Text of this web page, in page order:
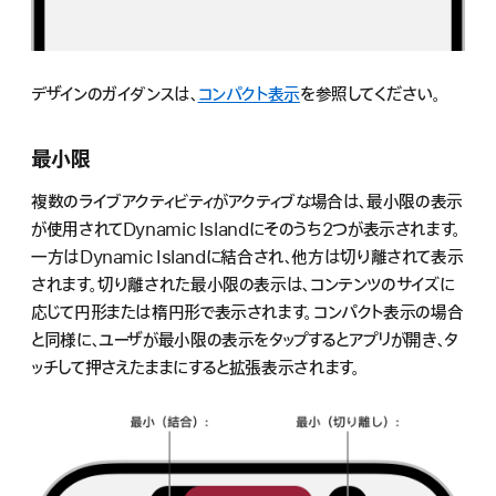
デザインのガイダンスは、 コンパクト表示を参照してください。
最小限
複数のライブアクティビティがアクティブな場合は、最小限の表示
が使用されてDynamic Islandにそのうち2つが表示されます。
一方はDynamic Islandに結合され、他方は切り離されて表示
されます。切り離された最小限の表示は、コンテンツのサイズに
応じて円形または楕円形で表示されます。コンパクト表示の場合
と同様に、ユーザが最小限の表示をタップするとアプリが開き、タ
ッチして押さえたままにすると拡張表示されます。